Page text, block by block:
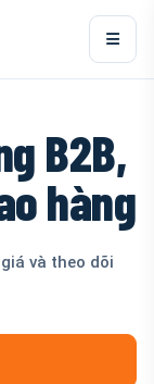
B2B,
hàng
và theo dõi